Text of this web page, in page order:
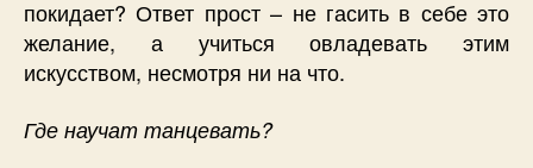
покидает? Ответ прост – не гасить в себе это
желание, а учиться овладевать этим
искусством, несмотря ни на что.
Где научат танцевать?